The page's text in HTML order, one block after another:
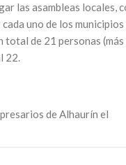
las asambleas locales,
uno de los
total de 21 personas
22.
de Alhaurín el